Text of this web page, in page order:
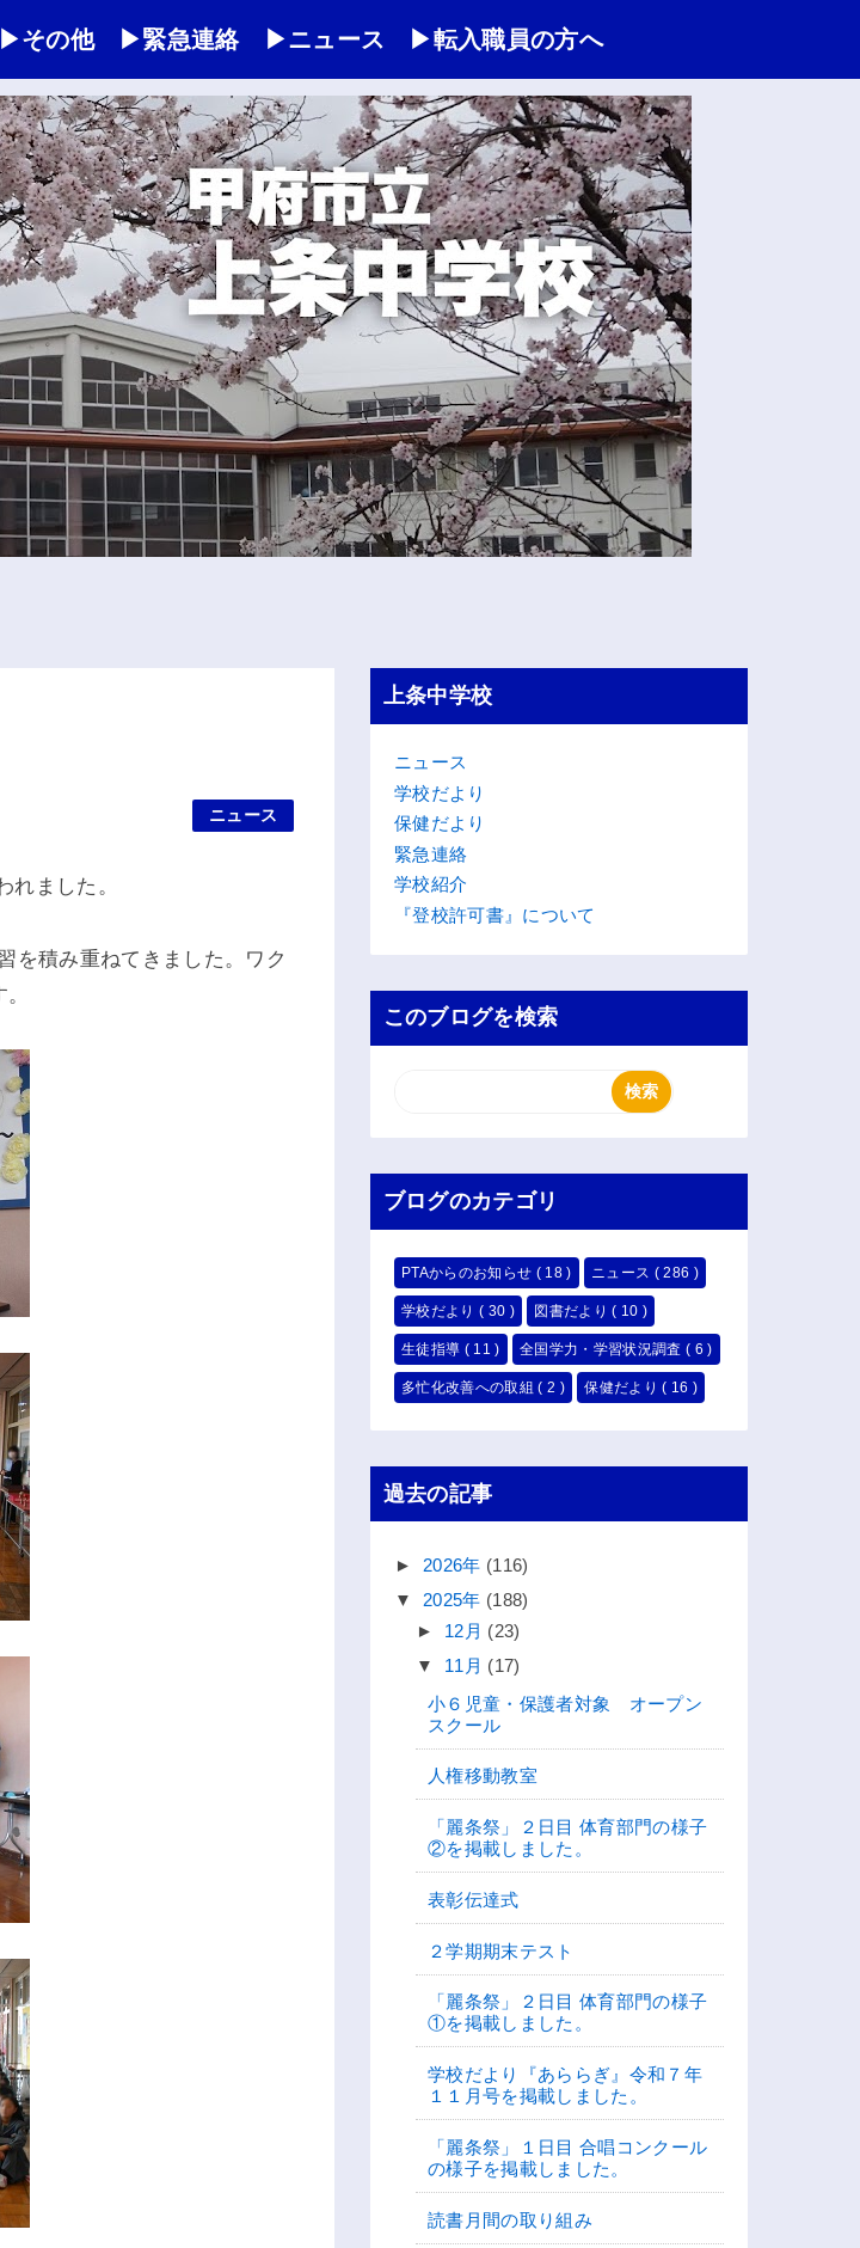
▶その他 ▶緊急連絡 ▶ニュース ▶転入職員の方へ
ニュース
ました。
を積み重ねてきました。ワク
上条中学校
ニュース
学校だより
保健だより
緊急連絡
学校紹介
『登校許可書』について
このブログを検索
ブログのカテゴリ
PTAからのお知らせ ( 18 ) ニュース ( 286 )
学校だより ( 30 ) 図書だより( 10 )
生徒指導 ( 11 ) 全国学力・学習状況調査( 6 )
多忙化改善への取組( 2 ) 保健だより( 16 )
過去の記事
► 2026年 (116)
▼ 2025年 (188)
► 12月 (23)
▼ 11月 (17)
小６児童・保護者対象 オープン
スクール
人権移動教室
「麗条祭」２日目 体育部門の様子
②を掲載しました。
表彰伝達式
２学期期末テスト
「麗条祭」２日目 体育部門の様子
①を掲載しました。
学校だより『あららぎ』令和７年
１１月号を掲載しました。
「麗条祭」１日目 合唱コンクール
の様子を掲載しました。
読書月間の取り組み